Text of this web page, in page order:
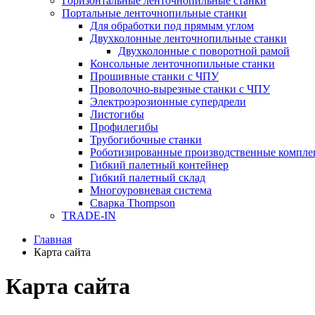
Портальные ленточнопильные станки
Для обработки под прямым углом
Двухколонные ленточнопильные станки
Двухколонные с поворотной рамой
Консольные ленточнопильные станки
Прошивные станки с ЧПУ
Проволочно-вырезные станки с ЧПУ
Электроэрозионные супердрели
Листогибы
Профилегибы
Трубогибочные станки
Роботизированные производственные
Гибкий палетный контейнер
Гибкий палетный склад
Многоуровневая система
Сварка Thompson
TRADE-IN
Главная
Карта сайта
Карта сайта